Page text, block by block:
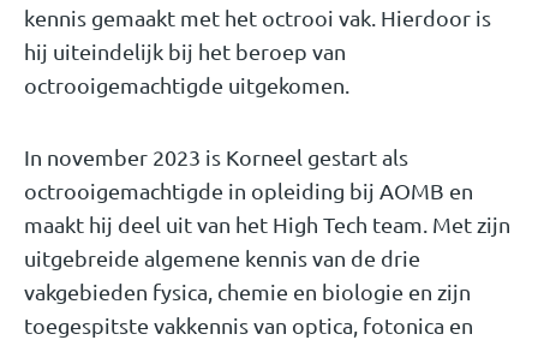
kennis gemaakt met het octrooi vak. Hierdoor is
hij uiteindelijk bij het beroep van
octrooigemachtigde uitgekomen.
In november 2023 is Korneel gestart als
octrooigemachtigde in opleiding bij AOMB en
maakt hij deel uit van het High Tech team. Met zijn
uitgebreide algemene kennis van de drie
vakgebieden fysica, chemie en biologie en zijn
toegespitste vakkennis van optica, fotonica en